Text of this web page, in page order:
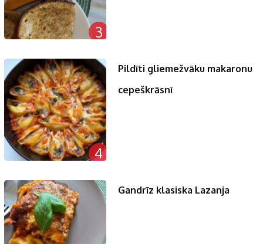
3
4
Pildīti gliemežvāku makaronu
cepeškrāsnī
Gandrīz klasiska Lazanja